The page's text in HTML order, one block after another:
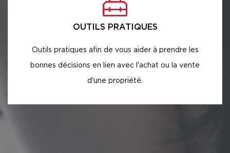
OUTILS PRATIQUES
Outils pratiques afin de vous aider à prendre les
bonnes décisions en lien avec l'achat ou la vente
d'une propriété.